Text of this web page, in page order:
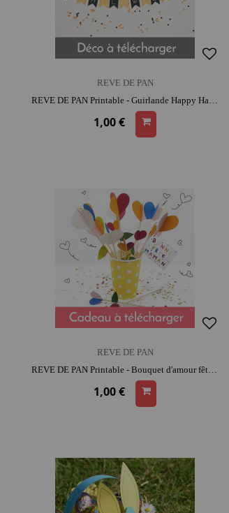
REVE DE PAN
REVE DE PAN Printable - Guirlande Happy Halloween | activité créative | moment convivial
1,00 €
REVE DE PAN
REVE DE PAN Printable - Bouquet d'amour fête des mères | activité créative | moment convivial
1,00 €